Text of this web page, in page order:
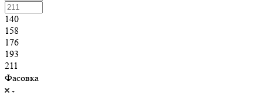
140
158
176
193
211
Фасовка